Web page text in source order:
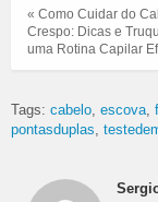
« Como Cuidar do
Crespo: Dicas e
uma Rotina Capilar
Tags: cabelo escova
pontasduplas